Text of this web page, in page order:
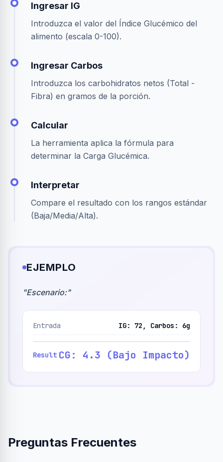
Ingresar IG
Introduzca el valor del Índice Glucémico del
alimento (escala 0-100).
Ingresar Carbos
Introduzca los carbohidratos netos (Total -
Fibra) en gramos de la porción.
Calcular
La herramienta aplica la fórmula para
determinar la Carga Glucémica.
Interpretar
Compare el resultado con los rangos estándar
(Baja/Media/Alta).
EJEMPLO
"Escenario:"
Entrada IG: 72, Carbos: 6g
Result CG: 4.3 (Bajo Impacto)
Preguntas Frecuentes